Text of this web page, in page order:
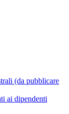
(da pubblicare
ai dipendenti